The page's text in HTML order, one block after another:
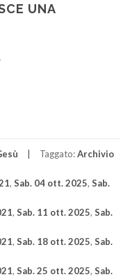
UNA
Taggato:Archivio
, Sab. 04 ott. 2025, Sab.
, Sab. 11 ott. 2025, Sab.
, Sab. 18 ott. 2025, Sab.
, Sab. 25 ott. 2025, Sab.